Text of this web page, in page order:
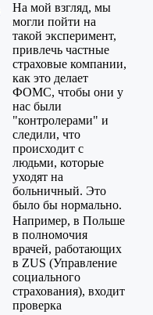
На мой взгляд, мы
могли пойти на
такой эксперимент,
привлечь частные
страховые компании,
как это делает
ФОМС, чтобы они у
нас были
"контролерами" и
следили, что
происходит с
людьми, которые
уходят на
больничный. Это
было бы нормально.
Например, в Польше
в полномочия
врачей, работающих
в ZUS (Управление
социального
страхования), входит
проверка